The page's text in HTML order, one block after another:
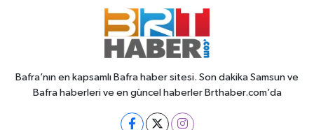
Bafra’nın en kapsamlı Bafra haber sitesi. Son dakika Samsun ve
Bafra haberleri ve en güncel haberler Brthaber.com’da